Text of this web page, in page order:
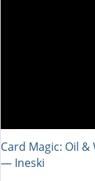
Card Magic: Oil
― Ineski